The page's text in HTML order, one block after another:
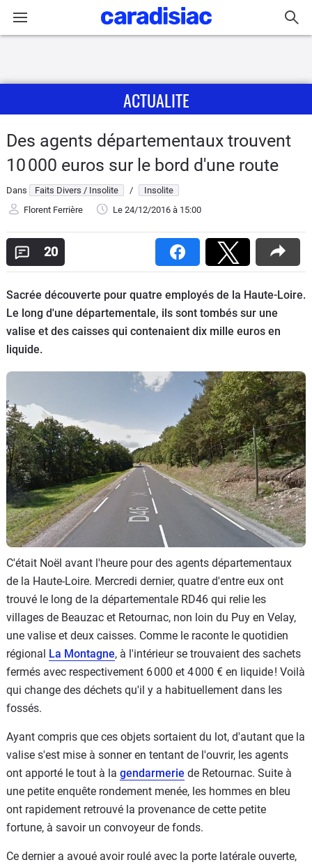
Actu
Essais
Guide
Electriques
Utilitaires
Flottes
Auto
Forum
Moto
Marques
ACTUALITE
Des agents départementaux trouvent
10 000 euros sur le bord d'une route
Dans Faits Divers / Insolite /
Insolite
Florent Ferrière
Le 24/12/2016 à 15:00
20
Sacrée découverte pour quatre employés de la Haute-Loire.
Le long d'une départementale, ils sont tombés sur une
valise et des caisses qui contenaient dix mille euros en
liquide.
C'était Noël avant l'heure pour des agents départementaux
de la Haute-Loire. Mercredi dernier, quatre d'entre eux ont
trouvé le long de la départementale RD46 qui relie les
villages de Beauzac et Retournac, non loin du Puy en Velay,
une valise et deux caisses. Comme le raconte le quotidien
régional
La Montagne, à l'intérieur se trouvaient des sachets
fermés avec respectivement 6 000 et 4 000 € en liquide ! Voilà
qui change des déchets qu'il y a habituellement dans les
fossés.
Ayant compris que ces objets sortaient du lot, d'autant que la
valise s'est mise à sonner en tentant de l'ouvrir, les agents
ont apporté le tout à la gendarmerie de Retournac. Suite à
une petite enquête rondement menée, les hommes en bleu
ont rapidement retrouvé la provenance de cette petite
fortune, à savoir un convoyeur de fonds.
Ce dernier a avoué avoir roulé avec la porte latérale ouverte,